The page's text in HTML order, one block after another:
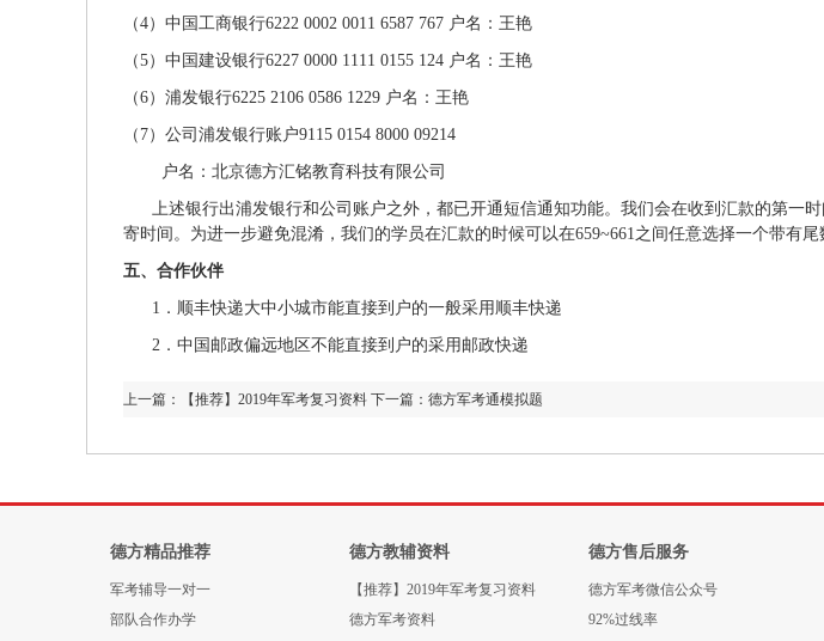
（4）中国工商银行6222 0002 0011 6587 767 户名：王艳
（5）中国建设银行6227 0000 1111 0155 124 户名：王艳
（6）浦发银行6225 2106 0586 1229 户名：王艳
（7）公司浦发银行账户9115 0154 8000 09214
户名：北京德方汇铭教育科技有限公司
上述银行出浦发银行和公司账户之外，都已开通短信通知功能。我们会在收到汇款的第一
寄时间。为进一步避免混淆，我们的学员在汇款的时候可以在659~661之间任意选择一个带有尾
五、合作伙伴
1．顺丰快递大中小城市能直接到户的一般采用顺丰快递
2．中国邮政偏远地区不能直接到户的采用邮政快递
上一篇： 【推荐】2019年军考复习资料 下一篇： 德方军考通模拟题
德方精品推荐
军考辅导一对一
部队合作办学
德方教辅资料
【推荐】2019年军考复习资料
德方军考资料
德方售后服务
德方军考微信公众号
92%过线率